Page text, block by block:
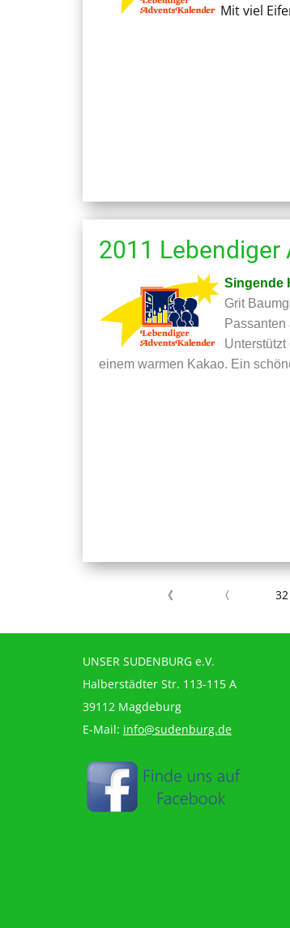
Mit viel
2011 Lebendiger
Singende
Grit
einem warmen Kakao. Ein
《 〈 32
UNSER SUDENBURG e.V.
Halberstädter Str. 113-115 A
39112 Magdeburg
E-Mail: info@sudenburg.de